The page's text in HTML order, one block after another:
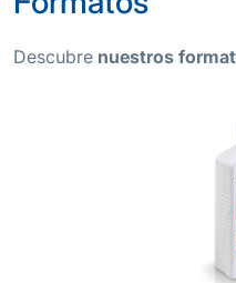
Descubre nuestros